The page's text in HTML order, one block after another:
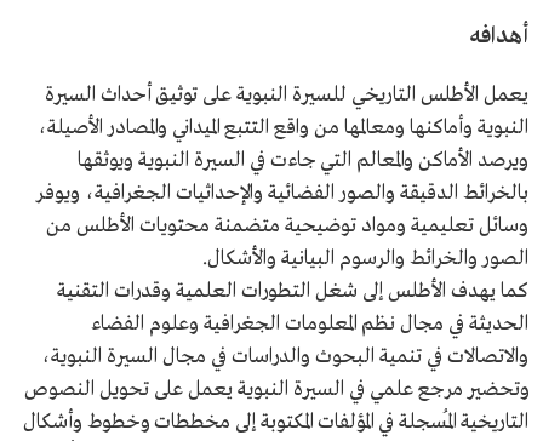
أهدافه
يعمل الأطلس التاريخي للسيرة النبوية على توثيق أحداث السيرة
النبوية وأماكنها ومعالمها من واقع التتبع الميداني والمصادر الأصيلة،
ويرصد الأماكن والمعالم التي جاءت في السيرة النبوية ويوثقها
بالخرائط الدقيقة والصور الفضائية والإحداثيات الجغرافية، ويوفر
وسائل تعليمية ومواد توضيحية متضمنة محتويات الأطلس من
الصور والخرائط والرسوم البيانية والأشكال.
كما يهدف الأطلس إلى شغل التطورات العلمية وقدرات التقنية
الحديثة في مجال نظم المعلومات الجغرافية وعلوم الفضاء
والاتصالات في تنمية البحوث والدراسات في مجال السيرة النبوية،
وتحضير مرجع علمي في السيرة النبوية يعمل على تحويل النصوص
التاريخية المُسجلة في المؤلفات المكتوبة إلى مخططات وخطوط وأشكال